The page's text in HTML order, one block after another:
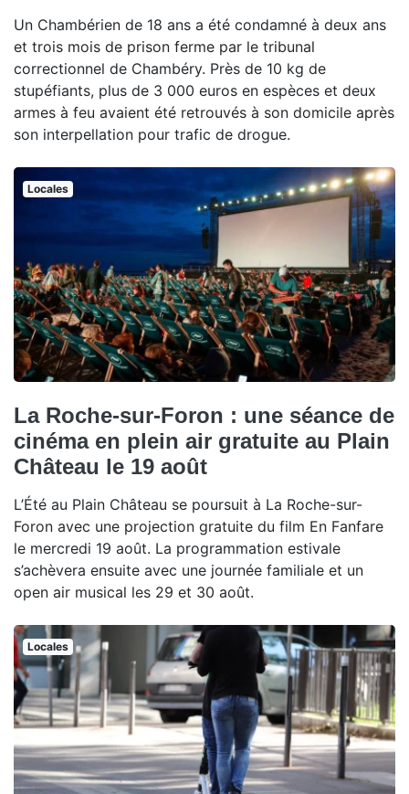
Un Chambérien de 18 ans a été condamné à deux ans
et trois mois de prison ferme par le tribunal
correctionnel de Chambéry. Près de 10 kg de
stupéfiants, plus de 3 000 euros en espèces et deux
armes à feu avaient été retrouvés à son domicile après
son interpellation pour trafic de drogue.
Locales
La Roche-sur-Foron : une séance de
cinéma en plein air gratuite au Plain
Château le 19 août
L’Été au Plain Château se poursuit à La Roche-sur-
Foron avec une projection gratuite du film En Fanfare
le mercredi 19 août. La programmation estivale
s’achèvera ensuite avec une journée familiale et un
open air musical les 29 et 30 août.
Locales